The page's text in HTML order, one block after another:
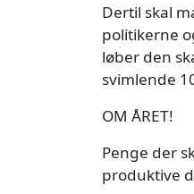
Dertil skal
politikerne
løber den
svimlende
OM ÅRET!
Penge der
produktive